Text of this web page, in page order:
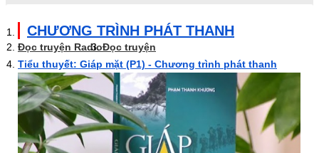
CHƯƠNG TRÌNH PHÁT THANH
Đọc truyện RadioĐọc truyện
Tiểu thuyết: Giáp mặt (P1) - Chương trình phát thanh